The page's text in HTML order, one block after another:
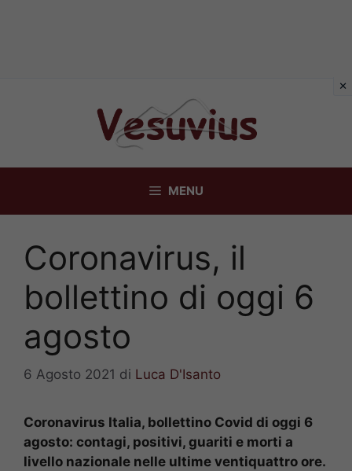
MENU
Coronavirus, il
bollettino di oggi 6
agosto
6 Agosto 2021 di Luca D'Isanto
Coronavirus Italia, bollettino Covid di oggi 6
agosto: contagi, positivi, guariti e morti a
livello nazionale nelle ultime ventiquattro ore.